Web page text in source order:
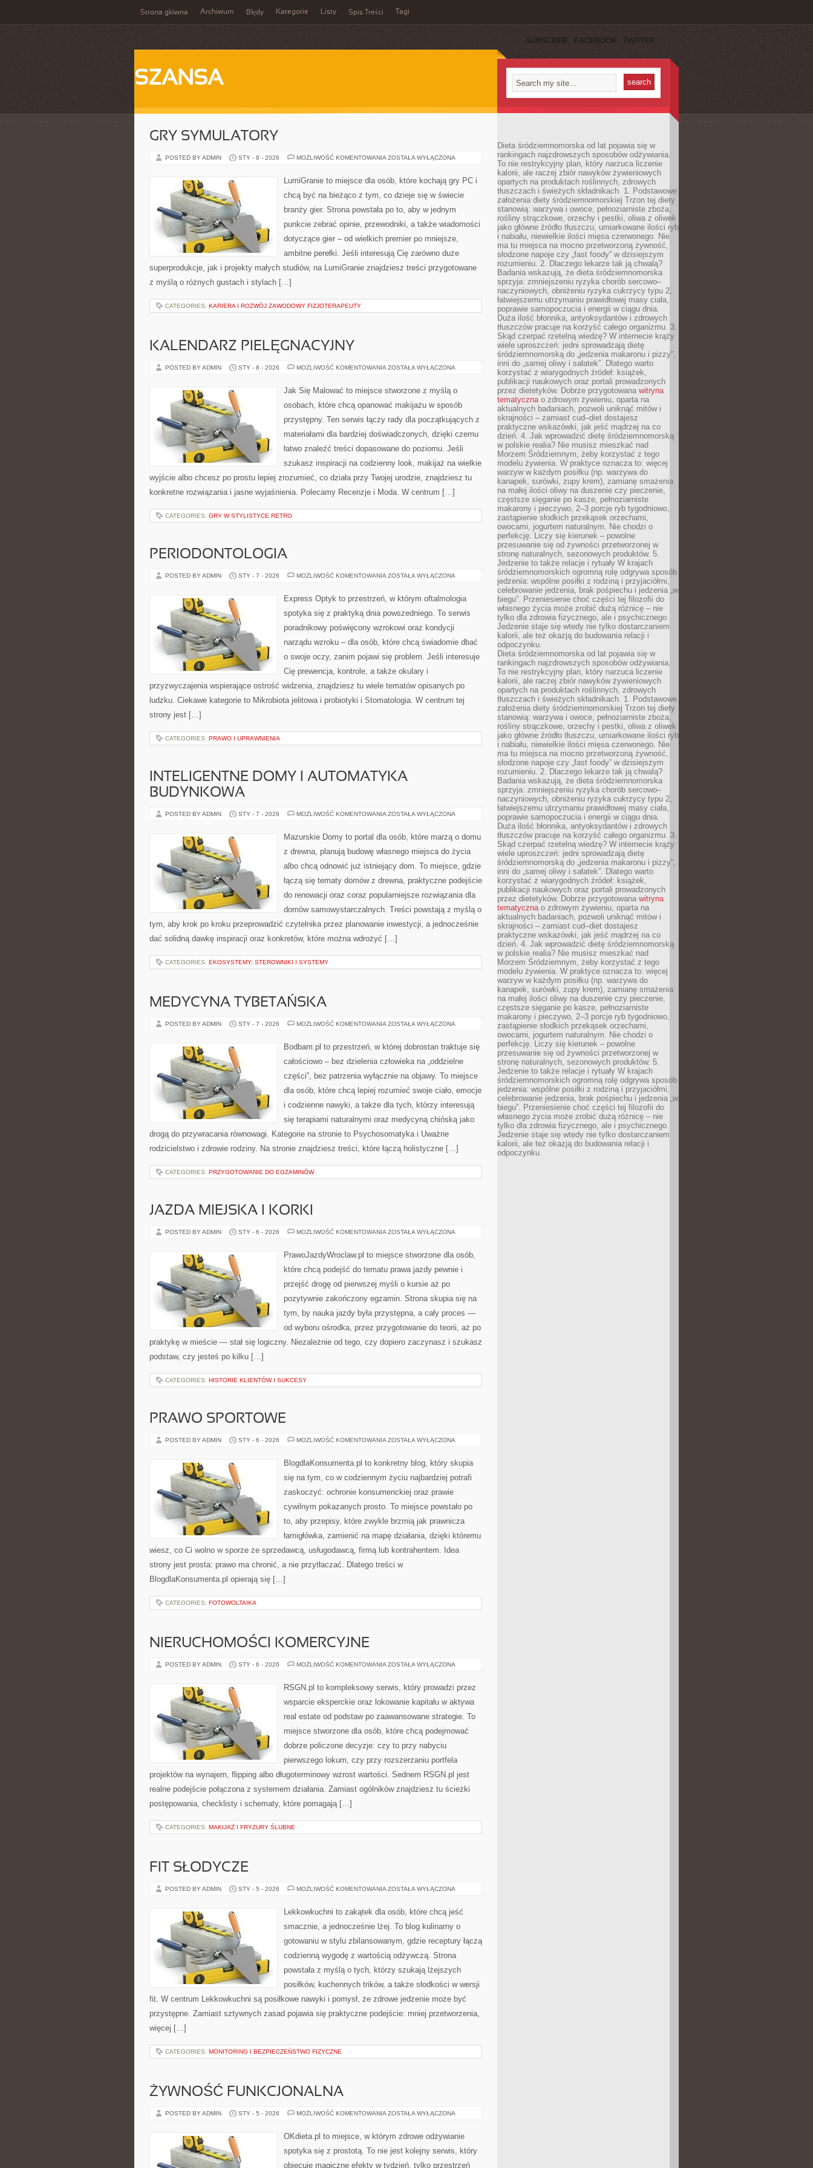
Strona główna Archiwum Błędy Kategorie Listy Spis Treści Tagi
SUBSCRIBE FACEBOOK TWITTER
SZANSA
GRY SYMULATORY
POSTED BY ADMIN STY - 8 - 2026 MOŻLIWOŚĆ KOMENTOWANIA GRY
ZOSTAŁA WYŁĄCZONA
LumiGranie to miejsce dla osób, które kochają gry PC i
chcą być na bieżąco z tym, co dzieje się w świecie
branży gier. Strona powstała po to, aby w jednym
punkcie zebrać opinie, przewodniki, a także wiadomości
dotyczące gier – od wielkich premier po mniejsze,
ambitne perełki. Jeśli interesują Cię zarówno duże
superprodukcje, jak i projekty małych studiów, na LumiGranie znajdziesz treści przygotowane
z myślą o różnych gustach i stylach […]
CATEGORIES: KARIERA I ROZWÓJ ZAWODOWY FIZJOTERAPEUTY
KALENDARZ PIELĘGNACYJNY
POSTED BY ADMIN STY - 8 - 2026 MOŻLIWOŚĆ KOMENTOWANIA KALENDARZ
ZOSTAŁA WYŁĄCZONA
Jak Się Malować to miejsce stworzone z myślą o
osobach, które chcą opanować makijażu w sposób
przystępny. Ten serwis łączy rady dla początkujących z
materiałami dla bardziej doświadczonych, dzięki czemu
łatwo znaleźć treści dopasowane do poziomu. Jeśli
szukasz inspiracji na codzienny look, makijaż na wielkie
wyjście albo chcesz po prostu lepiej zrozumieć, co działa przy Twojej urodzie, znajdziesz tu
konkretne rozwiązania i jasne wyjaśnienia. Polecamy Recenzje i Moda. W centrum […]
CATEGORIES: GRY W STYLISTYCE RETRO
PERIODONTOLOGIA
POSTED BY ADMIN STY - 7 - 2026 MOŻLIWOŚĆ KOMENTOWANIA PERIODONTOLOGIA
ZOSTAŁA WYŁĄCZONA
Express Optyk to przestrzeń, w którym oftalmologia
spotyka się z praktyką dnia powszedniego. To serwis
poradnikowy poświęcony wzrokowi oraz kondycji
narządu wzroku – dla osób, które chcą świadomie dbać
o swoje oczy, zanim pojawi się problem. Jeśli interesuje
Cię prewencja, kontrole, a także okulary i
przyzwyczajenia wspierające ostrość widzenia, znajdziesz tu wiele tematów opisanych po
ludzku. Ciekawe kategorie to Mikrobiota jelitowa i probiotyki i Stomatologia. W centrum tej
strony jest […]
CATEGORIES: PRAWO I UPRAWNIENIA
INTELIGENTNE DOMY I AUTOMATYKA
BUDYNKOWA
POSTED BY ADMIN STY - 7 - 2026 MOŻLIWOŚĆ KOMENTOWANIA INTELIGENTNE
AUTOMATYKA
BUDYNKOWA
ZOSTAŁA WYŁĄCZONA
Mazurskie Domy to portal dla osób, które marzą o domu
z drewna, planują budowę własnego miejsca do życia
albo chcą odnowić już istniejący dom. To miejsce, gdzie
łączą się tematy domów z drewna, praktyczne podejście
do renowacji oraz coraz popularniejsze rozwiązania dla
domów samowystarczalnych. Treści powstają z myślą o
tym, aby krok po kroku przeprowadzić czytelnika przez planowanie inwestycji, a jednocześnie
dać solidną dawkę inspiracji oraz konkretów, które można wdrożyć […]
CATEGORIES: EKOSYSTEMY: STEROWNIKI I SYSTEMY
MEDYCYNA TYBETAŃSKA
POSTED BY ADMIN STY - 7 - 2026 MOŻLIWOŚĆ KOMENTOWANIA MEDYCYNA
ZOSTAŁA WYŁĄCZONA
Bodbam.pl to przestrzeń, w której dobrostan traktuje się
całościowo – bez dzielenia człowieka na „oddzielne
części”, bez patrzenia wyłącznie na objawy. To miejsce
dla osób, które chcą lepiej rozumieć swoje ciało, emocje
i codzienne nawyki, a także dla tych, którzy interesują
się terapiami naturalnymi oraz medycyną chińską jako
drogą do przywracania równowagi. Kategorie na stronie to Psychosomatyka i Uważne
rodzicielstwo i zdrowie rodziny. Na stronie znajdziesz treści, które łączą holistyczne […]
CATEGORIES: PRZYGOTOWANIE DO EGZAMINÓW
JAZDA MIEJSKA I KORKI
POSTED BY ADMIN STY - 6 - 2026 MOŻLIWOŚĆ KOMENTOWANIA JAZDA
KORKI
ZOSTAŁA WYŁĄCZONA
PrawoJazdyWroclaw.pl to miejsce stworzone dla osób,
które chcą podejść do tematu prawa jazdy pewnie i
przejść drogę od pierwszej myśli o kursie aż po
pozytywnie zakończony egzamin. Strona skupia się na
tym, by nauka jazdy była przystępna, a cały proces —
od wyboru ośrodka, przez przygotowanie do teorii, aż po
praktykę w mieście — stał się logiczny. Niezależnie od tego, czy dopiero zaczynasz i szukasz
podstaw, czy jesteś po kilku […]
CATEGORIES: HISTORIE KLIENTÓW I SUKCESY
PRAWO SPORTOWE
POSTED BY ADMIN STY - 6 - 2026 MOŻLIWOŚĆ KOMENTOWANIA PRAWO
ZOSTAŁA WYŁĄCZONA
BlogdlaKonsumenta.pl to konkretny blog, który skupia
się na tym, co w codziennym życiu najbardziej potrafi
zaskoczyć: ochronie konsumenckiej oraz prawie
cywilnym pokazanych prosto. To miejsce powstało po
to, aby przepisy, które zwykle brzmią jak prawnicza
łamigłówka, zamienić na mapę działania, dzięki któremu
wiesz, co Ci wolno w sporze ze sprzedawcą, usługodawcą, firmą lub kontrahentem. Idea
strony jest prosta: prawo ma chronić, a nie przytłaczać. Dlatego treści w
BlogdlaKonsumenta.pl opierają się […]
CATEGORIES: FOTOWOLTAIKA
NIERUCHOMOŚCI KOMERCYJNE
POSTED BY ADMIN STY - 6 - 2026 MOŻLIWOŚĆ KOMENTOWANIA NIERUCHOMOŚCI
ZOSTAŁA WYŁĄCZONA
RSGN.pl to kompleksowy serwis, który prowadzi przez
wsparcie eksperckie oraz lokowanie kapitału w aktywa
real estate od podstaw po zaawansowane strategie. To
miejsce stworzone dla osób, które chcą podejmować
dobrze policzone decyzje: czy to przy nabyciu
pierwszego lokum, czy przy rozszerzaniu portfela
projektów na wynajem, flipping albo długoterminowy wzrost wartości. Sednem RSGN.pl jest
realne podejście połączona z systemem działania. Zamiast ogólników znajdziesz tu ścieżki
postępowania, checklisty i schematy, które pomagają […]
CATEGORIES: MAKIJAŻ I FRYZURY ŚLUBNE
FIT SŁODYCZE
POSTED BY ADMIN STY - 5 - 2026 MOŻLIWOŚĆ KOMENTOWANIA FIT
ZOSTAŁA WYŁĄCZONA
Lekkowkuchni to zakątek dla osób, które chcą jeść
smacznie, a jednocześnie lżej. To blog kulinarny o
gotowaniu w stylu zbilansowanym, gdzie receptury łączą
codzienną wygodę z wartością odżywczą. Strona
powstała z myślą o tych, którzy szukają lżejszych
posiłków, kuchennych trików, a także słodkości w wersji
fit. W centrum Lekkowkuchni są posiłkowe nawyki i pomysł, że zdrowe jedzenie może być
przystępne. Zamiast sztywnych zasad pojawia się praktyczne podejście: mniej przetworzenia,
więcej […]
CATEGORIES: MONITORING I BEZPIECZEŃSTWO FIZYCZNE
ŻYWNOŚĆ FUNKCJONALNA
POSTED BY ADMIN STY - 5 - 2026 MOŻLIWOŚĆ KOMENTOWANIA ŻYWNOŚĆ
ZOSTAŁA WYŁĄCZONA
OKdieta.pl to miejsce, w którym zdrowe odżywianie
spotyka się z prostotą. To nie jest kolejny serwis, który
obiecuje magiczne efekty w tydzień, tylko przestrzeń
Dieta śródziemnomorska od lat pojawia się w
rankingach najzdrowszych sposobów odżywiania.
To nie restrykcyjny plan, który narzuca liczenie
kalorii, ale raczej zbiór nawyków żywieniowych
opartych na produktach roślinnych, zdrowych
tłuszczach i świeżych składnikach. 1. Podstawowe
założenia diety śródziemnomorskiej Trzon tej diety
stanowią: warzywa i owoce, pełnoziarniste zboża,
rośliny strączkowe, orzechy i pestki, oliwa z oliwek
jako główne źródło tłuszczu, umiarkowane ilości ryb
i nabiału, niewielkie ilości mięsa czerwonego. Nie
ma tu miejsca na mocno przetworzoną żywność,
słodzone napoje czy „fast foody” w dzisiejszym
rozumieniu. 2. Dlaczego lekarze tak ją chwalą?
Badania wskazują, że dieta śródziemnomorska
sprzyja: zmniejszeniu ryzyka chorób sercowo–
naczyniowych, obniżeniu ryzyka cukrzycy typu 2,
łatwiejszemu utrzymaniu prawidłowej masy ciała,
poprawie samopoczucia i energii w ciągu dnia.
Duża ilość błonnika, antyoksydantów i zdrowych
tłuszczów pracuje na korzyść całego organizmu. 3.
Skąd czerpać rzetelną wiedzę? W internecie krąży
wiele uproszczeń: jedni sprowadzają dietę
śródziemnomorską do „jedzenia makaronu i pizzy”,
inni do „samej oliwy i sałatek”. Dlatego warto
korzystać z wiarygodnych źródeł: książek,
publikacji naukowych oraz portali prowadzonych
przez dietetyków. Dobrze przygotowana witryna
tematycznao zdrowym żywieniu, oparta na
aktualnych badaniach, pozwoli uniknąć mitów i
skrajności – zamiast cud–diet dostajesz
praktyczne wskazówki, jak jeść mądrzej na co
dzień. 4. Jak wprowadzić dietę śródziemnomorską
w polskie realia? Nie musisz mieszkać nad
Morzem Śródziemnym, żeby korzystać z tego
modelu żywienia. W praktyce oznacza to: więcej
warzyw w każdym posiłku (np. warzywa do
kanapek, surówki, zupy krem), zamianę smażenia
na małej ilości oliwy na duszenie czy pieczenie,
częstsze sięganie po kasze, pełnoziarniste
makarony i pieczywo, 2–3 porcje ryb tygodniowo,
zastąpienie słodkich przekąsek orzechami,
owocami, jogurtem naturalnym. Nie chodzi o
perfekcję. Liczy się kierunek – powolne
przesuwanie się od żywności przetworzonej w
stronę naturalnych, sezonowych produktów. 5.
Jedzenie to także relacje i rytuały W krajach
śródziemnomorskich ogromną rolę odgrywa sposób
jedzenia: wspólne posiłki z rodziną i przyjaciółmi,
celebrowanie jedzenia, brak pośpiechu i jedzenia „w
biegu”. Przeniesienie choć części tej filozofii do
własnego życia może zrobić dużą różnicę – nie
tylko dla zdrowia fizycznego, ale i psychicznego.
Jedzenie staje się wtedy nie tylko dostarczaniem
kalorii, ale też okazją do budowania relacji i
odpoczynku.
Dieta śródziemnomorska od lat pojawia się w
rankingach najzdrowszych sposobów odżywiania.
To nie restrykcyjny plan, który narzuca liczenie
kalorii, ale raczej zbiór nawyków żywieniowych
opartych na produktach roślinnych, zdrowych
tłuszczach i świeżych składnikach. 1. Podstawowe
założenia diety śródziemnomorskiej Trzon tej diety
stanowią: warzywa i owoce, pełnoziarniste zboża,
rośliny strączkowe, orzechy i pestki, oliwa z oliwek
jako główne źródło tłuszczu, umiarkowane ilości ryb
i nabiału, niewielkie ilości mięsa czerwonego. Nie
ma tu miejsca na mocno przetworzoną żywność,
słodzone napoje czy „fast foody” w dzisiejszym
rozumieniu. 2. Dlaczego lekarze tak ją chwalą?
Badania wskazują, że dieta śródziemnomorska
sprzyja: zmniejszeniu ryzyka chorób sercowo–
naczyniowych, obniżeniu ryzyka cukrzycy typu 2,
łatwiejszemu utrzymaniu prawidłowej masy ciała,
poprawie samopoczucia i energii w ciągu dnia.
Duża ilość błonnika, antyoksydantów i zdrowych
tłuszczów pracuje na korzyść całego organizmu. 3.
Skąd czerpać rzetelną wiedzę? W internecie krąży
wiele uproszczeń: jedni sprowadzają dietę
śródziemnomorską do „jedzenia makaronu i pizzy”,
inni do „samej oliwy i sałatek”. Dlatego warto
korzystać z wiarygodnych źródeł: książek,
publikacji naukowych oraz portali prowadzonych
przez dietetyków. Dobrze przygotowana witryna
tematycznao zdrowym żywieniu, oparta na
aktualnych badaniach, pozwoli uniknąć mitów i
skrajności – zamiast cud–diet dostajesz
praktyczne wskazówki, jak jeść mądrzej na co
dzień. 4. Jak wprowadzić dietę śródziemnomorską
w polskie realia? Nie musisz mieszkać nad
Morzem Śródziemnym, żeby korzystać z tego
modelu żywienia. W praktyce oznacza to: więcej
warzyw w każdym posiłku (np. warzywa do
kanapek, surówki, zupy krem), zamianę smażenia
na małej ilości oliwy na duszenie czy pieczenie,
częstsze sięganie po kasze, pełnoziarniste
makarony i pieczywo, 2–3 porcje ryb tygodniowo,
zastąpienie słodkich przekąsek orzechami,
owocami, jogurtem naturalnym. Nie chodzi o
perfekcję. Liczy się kierunek – powolne
przesuwanie się od żywności przetworzonej w
stronę naturalnych, sezonowych produktów. 5.
Jedzenie to także relacje i rytuały W krajach
śródziemnomorskich ogromną rolę odgrywa sposób
jedzenia: wspólne posiłki z rodziną i przyjaciółmi,
celebrowanie jedzenia, brak pośpiechu i jedzenia „w
biegu”. Przeniesienie choć części tej filozofii do
własnego życia może zrobić dużą różnicę – nie
tylko dla zdrowia fizycznego, ale i psychicznego.
Jedzenie staje się wtedy nie tylko dostarczaniem
kalorii, ale też okazją do budowania relacji i
odpoczynku.